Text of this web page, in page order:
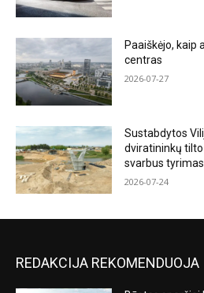
Paaiškėjo, kaip
centras
2026-07-27
Sustabdytos
dviratininkų
svarbus tyrimas
2026-07-24
REDAKCIJA REKOMENDUOJA